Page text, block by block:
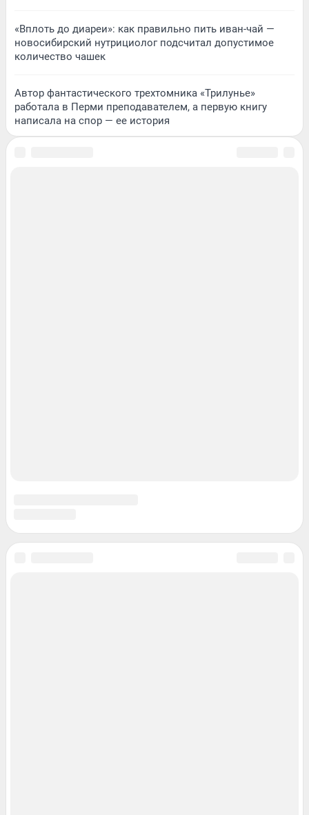
«Вплоть до диареи»: как правильно пить иван-чай —
новосибирский нутрициолог подсчитал допустимое
количество чашек
Автор фантастического трехтомника «Трилунье»
работала в Перми преподавателем, а первую книгу
написала на спор — ее история